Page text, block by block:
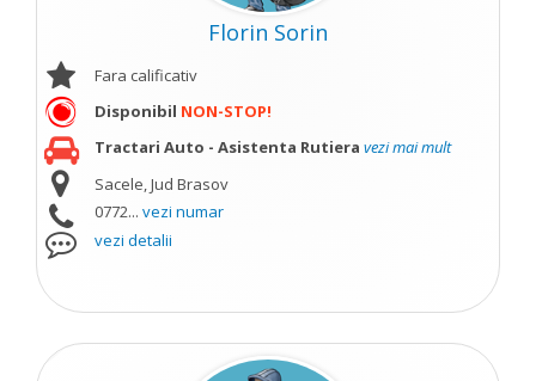
Florin Sorin
Fara calificativ
Disponibil NON-STOP!
Tractari Auto - Asistenta Rutiera vezi mai mult
Sacele, Jud Brasov
0772... vezi numar
vezi detalii